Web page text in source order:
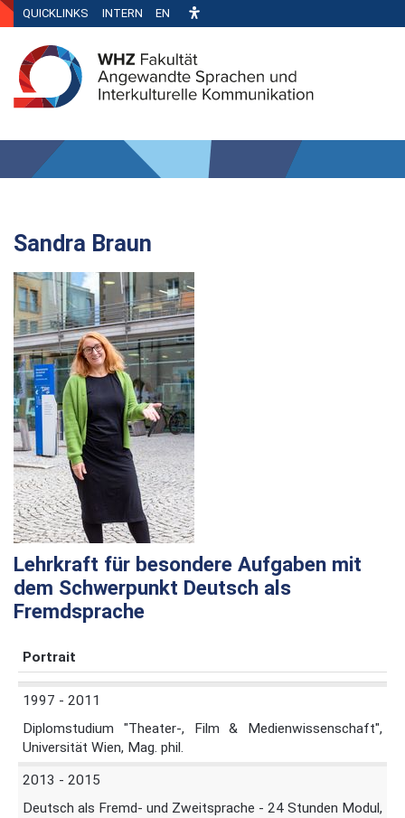
QUICKLINKS INTERN EN
Sandra Braun
Lehrkraft für besondere Aufgaben mit
dem Schwerpunkt Deutsch als
Fremdsprache
Portrait
1997 - 2011
Diplomstudium "Theater-, Film & Medienwissenschaft",
Universität Wien, Mag. phil.
2013 - 2015
Deutsch als Fremd- und Zweitsprache - 24 Stunden Modul,